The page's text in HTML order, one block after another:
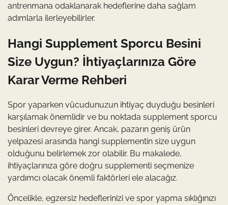
antrenmana odaklanarak hedeflerine daha sağlam
adımlarla ilerleyebilirler.
Hangi Supplement Sporcu Besini
Size Uygun? İhtiyaçlarınıza Göre
Karar Verme Rehberi
Spor yaparken vücudunuzun ihtiyaç duyduğu besinleri
karşılamak önemlidir ve bu noktada supplement sporcu
besinleri devreye girer. Ancak, pazarın geniş ürün
yelpazesi arasında hangi supplementin size uygun
olduğunu belirlemek zor olabilir. Bu makalede,
ihtiyaçlarınıza göre doğru supplementi seçmenize
yardımcı olacak önemli faktörleri ele alacağız.
Öncelikle, egzersiz hedeflerinizi ve spor yapma sıklığınızı